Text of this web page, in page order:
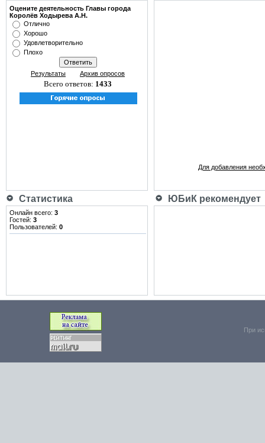
Оцените деятельность Главы города
Королёв Ходырева А.Н.
Отлично
Хорошо
Удовлетворительно
Плохо
Результаты Архив опросов
Всего ответов: 1433
Для добавления
Статистика ЮБиК рекомендует
Онлайн всего: 3
Гостей: 3
Пользователей: 0
При